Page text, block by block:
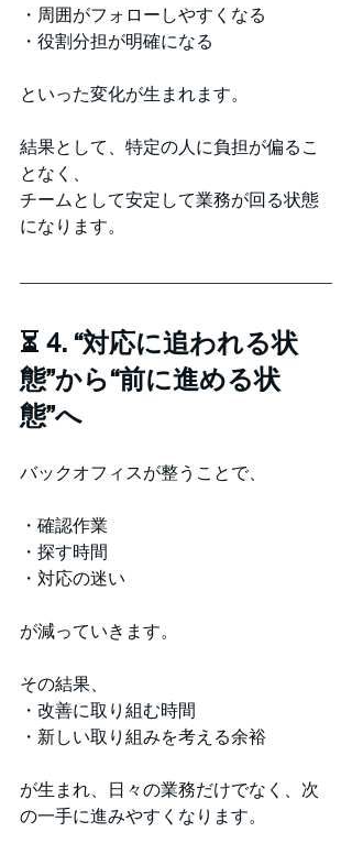
・周囲がフォローしやすくなる
・役割分担が明確になる
といった変化が生まれます。
結果として、特定の人に負担が偏るこ
となく、
チームとして安定して業務が回る状態
になります。
⏳ 4. “対応に追われる状
態”から“前に進める状
態”へ
バックオフィスが整うことで、
・確認作業
・探す時間
・対応の迷い
が減っていきます。
その結果、
・改善に取り組む時間
・新しい取り組みを考える余裕
が生まれ、日々の業務だけでなく、次
の一手に進みやすくなります。